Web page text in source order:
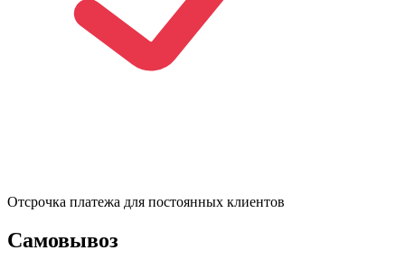
Отсрочка платежа для постоянных клиентов
Самовывоз